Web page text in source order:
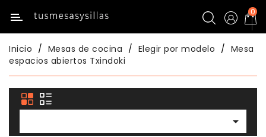
Categoría
Inicio
Mesas
De
Cocina
0
Inicio Mesas de cocina Elegir por modelo
Mesa
espacios abiertos Txindoki
